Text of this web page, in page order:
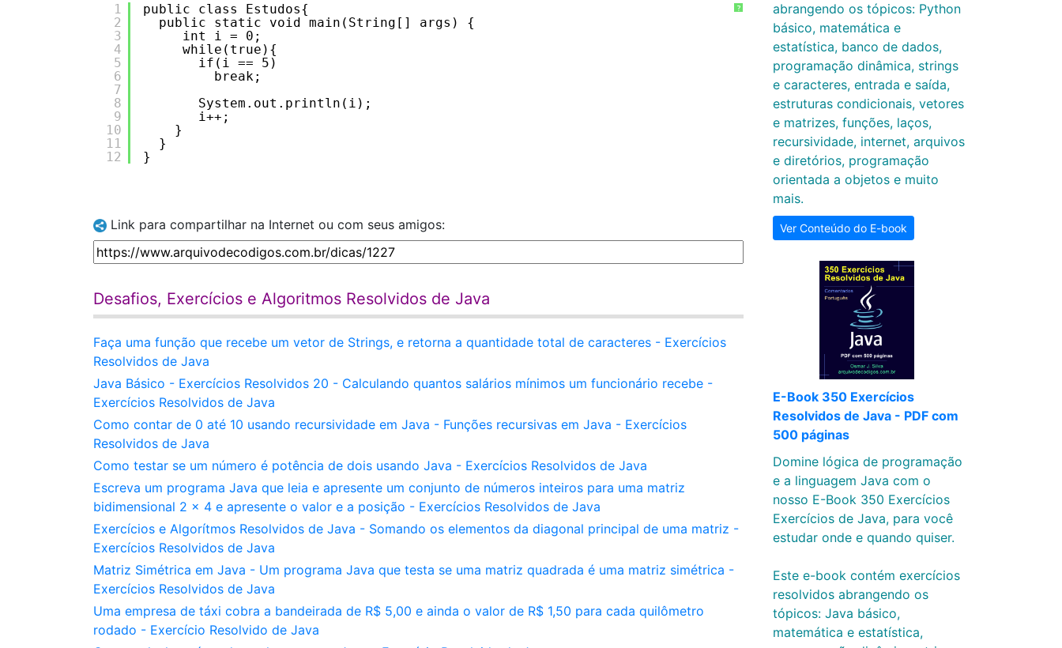
?
1
2
3
4
5
6
7
8
9
10
11
12
public class Estudos{
public static void main(String[] args) {
int i = 0;
while(true){
if(i == 5)
break;
System.out.println(i);
i++;
}
}
}
Link para compartilhar na Internet ou com seus amigos:
Desafios, Exercícios e Algoritmos Resolvidos de Java
Faça uma função que recebe um vetor de Strings, e retorna a quantidade total de caracteres - Exercícios
Resolvidos de Java
Java Básico - Exercícios Resolvidos 20 - Calculando quantos salários mínimos um funcionário recebe -
Exercícios Resolvidos de Java
Como contar de 0 até 10 usando recursividade em Java - Funções recursivas em Java - Exercícios
Resolvidos de Java
Como testar se um número é potência de dois usando Java - Exercícios Resolvidos de Java
Escreva um programa Java que leia e apresente um conjunto de números inteiros para uma matriz
bidimensional 2 x 4 e apresente o valor e a posição - Exercícios Resolvidos de Java
Exercícios e Algorítmos Resolvidos de Java - Somando os elementos da diagonal principal de uma matriz -
Exercícios Resolvidos de Java
Matriz Simétrica em Java - Um programa Java que testa se uma matriz quadrada é uma matriz simétrica -
Exercícios Resolvidos de Java
Uma empresa de táxi cobra a bandeirada de R$ 5,00 e ainda o valor de R$ 1,50 para cada quilômetro
rodado - Exercício Resolvido de Java
abrangendo os tópicos: Python
básico, matemática e
estatística, banco de dados,
programação dinâmica, strings
e caracteres, entrada e saída,
estruturas condicionais, vetores
e matrizes, funções, laços,
recursividade, internet, arquivos
e diretórios, programação
orientada a objetos e muito
mais.
Ver Conteúdo do E-book
E-Book 350 Exercícios
Resolvidos de Java - PDF com
500 páginas
Domine lógica de programação
e a linguagem Java com o
nosso E-Book 350 Exercícios
Exercícios de Java, para você
estudar onde e quando quiser.
Este e-book contém exercícios
resolvidos abrangendo os
tópicos: Java básico,
matemática e estatística,